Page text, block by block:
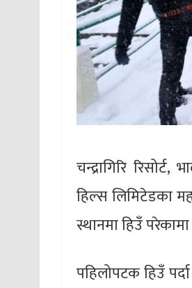
चन्द्रागिरि
हिल्स लिमिटेडका
स्थानमा हिउँ
पहिलोपटक हिउँ